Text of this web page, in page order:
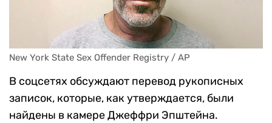
New York State Sex Offender Registry / AP
В соцсетях обсуждают перевод рукописных
записок, которые, как утверждается, были
найдены в камере Джеффри Эпштейна.